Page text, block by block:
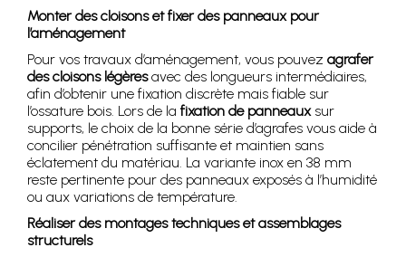
Monter des cloisons et fixer des panneaux pour
l’aménagement
Pour vos travaux d’aménagement, vous pouvez agrafer
des cloisons légèresavec des longueurs intermédiaires,
afin d’obtenir une fixation discrète mais fiable sur
l’ossature bois. Lors de la fixation de panneauxsur
supports, le choix de la bonne série d’agrafes vous aide à
concilier pénétration suffisante et maintien sans
éclatement du matériau. La variante inox en 38 mm
reste pertinente pour des panneaux exposés à l’humidité
ou aux variations de température.
Réaliser des montages techniques et assemblages
structurels